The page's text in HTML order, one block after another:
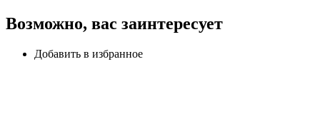
Возможно, вас заинтересует
Добавить в избранное